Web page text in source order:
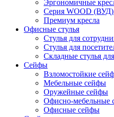
Эргономичные
Серия WOOD (ВУД)
Премиум кресла
Офисные стулья
Стулья для
Стулья для
Складные стулья
Сейфы
Взломостойкие
Мебельные сейфы
Оружейные сейфы
Офисно-мебельные
Офисные сейфы